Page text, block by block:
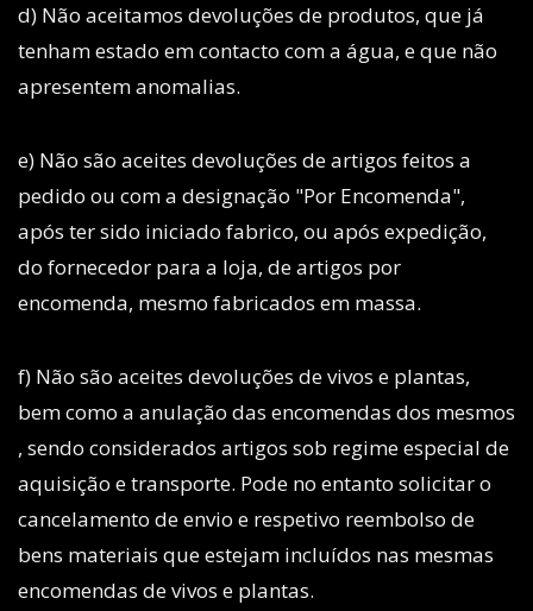
d) Não aceitamos devoluções de produtos, que já
tenham estado em contacto com a água, e que não
apresentem anomalias.
e) Não são aceites devoluções de artigos feitos a
pedido ou com a designação "Por Encomenda",
após ter sido iniciado fabrico, ou após expedição,
do fornecedor para a loja, de artigos por
encomenda, mesmo fabricados em massa.
f) Não são aceites devoluções de vivos e plantas,
bem como a anulação das encomendas dos mesmos
, sendo considerados artigos sob regime especial de
aquisição e transporte. Pode no entanto solicitar o
cancelamento de envio e respetivo reembolso de
bens materiais que estejam incluídos nas mesmas
encomendas de vivos e plantas.